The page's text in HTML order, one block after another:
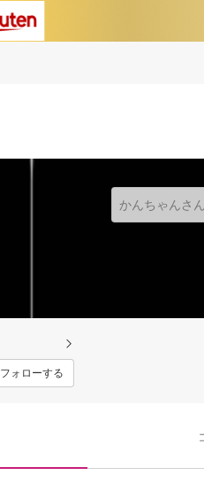
フォローする